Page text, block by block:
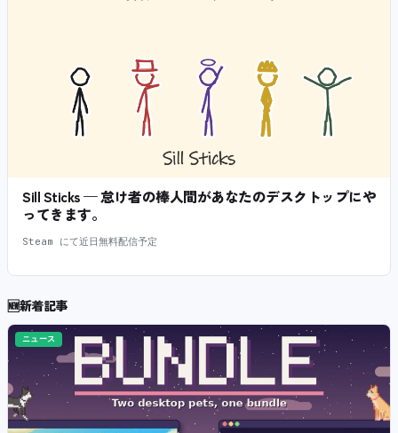
Sill Sticks — 怠け者の棒人間があなたのデスクトップにや
ってきます。
Steam にて近日無料配信予定
🆕新着記事
ニュース